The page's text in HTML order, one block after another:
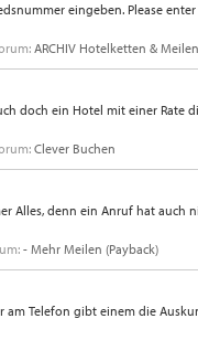
eingeben. Please
ARCHIV Hotelketten &
doch ein Hotel mit einer
Clever Buchen
Alles, denn ein Anruf hat auch
- Mehr Meilen (Payback)
Telefon gibt einem die